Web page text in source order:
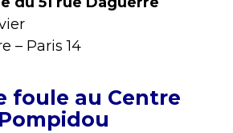
– Paris 14
foule au Centre
Pompidou